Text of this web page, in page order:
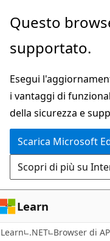
Ignora
passa
contenuto
principale
Passare
allo
spostamento
pagina
Questo
supportato.
Esegui
i vantaggi di
della sicurezza e
Scarica Microsoft
Scopri di più su
Learn
Learn .NET Browser di